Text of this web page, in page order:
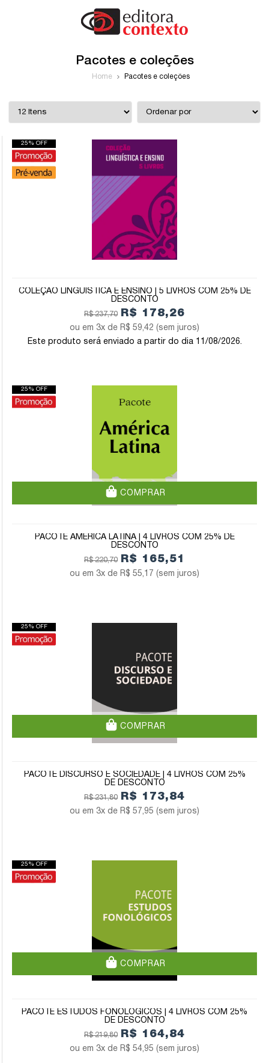
Pacotes e coleções
Home Pacotes e coleções
25% OFF
COLEÇÃO LINGUÍSTICA E ENSINO | 5 LIVROS COM 25% DE
DESCONTO
R$ 237,70 R$ 178,26
3x de R$ 59,42 (sem juros)
Este produto será enviado a partir do dia 11/08/2026.
COMPRAR
25% OFF
PACOTE AMÉRICA LATINA | 4 LIVROS COM 25% DE
DESCONTO
R$ 220,70 R$ 165,51
3x de R$ 55,17 (sem juros)
COMPRAR
25% OFF
PACOTE DISCURSO E SOCIEDADE | 4 LIVROS COM 25%
DE DESCONTO
R$ 231,80 R$ 173,84
3x de R$ 57,95 (sem juros)
COMPRAR
25% OFF
PACOTE ESTUDOS FONOLÓGICOS | 4 LIVROS COM 25%
DE DESCONTO
R$ 219,80 R$ 164,84
3x de R$ 54,95 (sem juros)